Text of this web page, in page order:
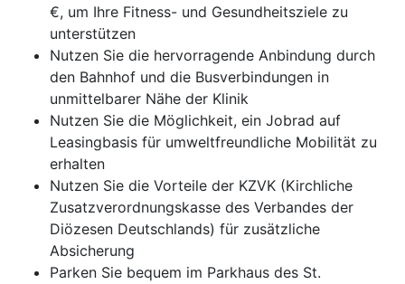
€, um Ihre Fitness- und Gesundheitsziele zu
unterstützen
Nutzen Sie die hervorragende Anbindung durch
den Bahnhof und die Busverbindungen in
unmittelbarer Nähe der Klinik
Nutzen Sie die Möglichkeit, ein Jobrad auf
Leasingbasis für umweltfreundliche Mobilität zu
erhalten
Nutzen Sie die Vorteile der KZVK (Kirchliche
Zusatzverordnungskasse des Verbandes der
Diözesen Deutschlands) für zusätzliche
Absicherung
Parken Sie bequem im Parkhaus des St.